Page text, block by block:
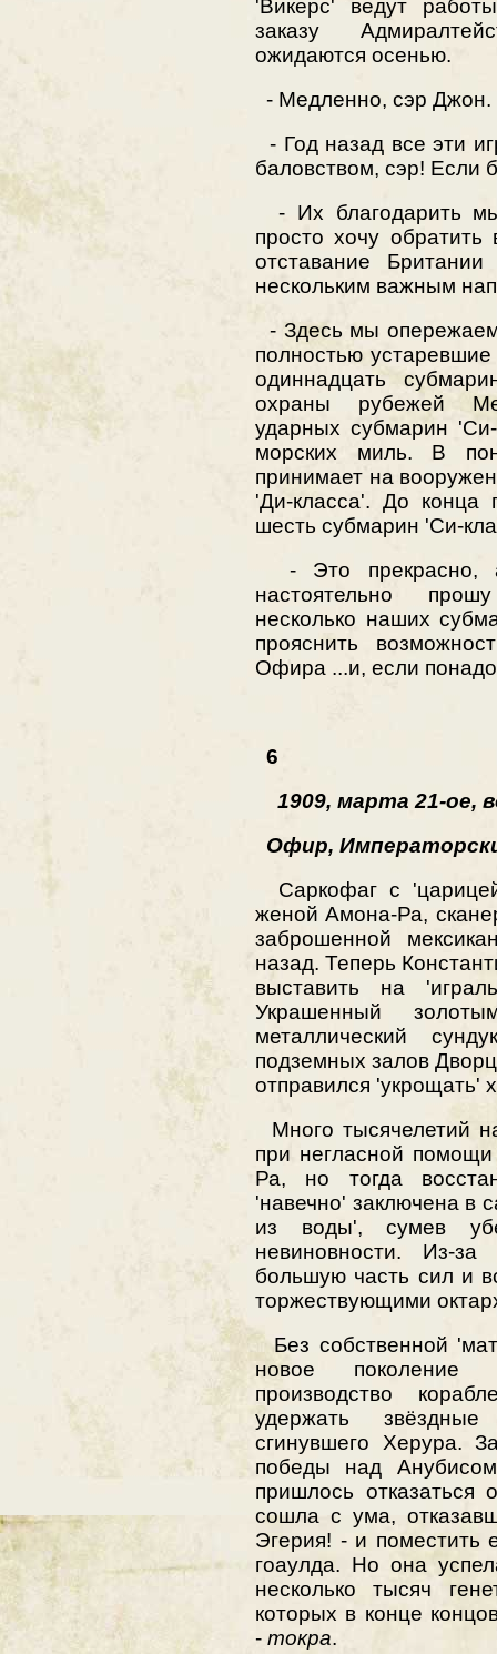
'Викерс' ведут
заказу
ожидаются осенью.
- Медленно, сэр
- Год назад все эти
баловством, сэр!
- Их благодарить
просто хочу
отставание
нескольким важным
- Здесь мы опережаем
полностью
одиннадцать
охраны рубежей
ударных субмарин
морских миль. В
принимает на
'Ди-класса'. До
шесть субмарин 'Си-
- Это прекрасно,
настоятельно
несколько наших
прояснить
Офира ...и, если
6
1909, марта 21-ое,
Офир,
Саркофаг с
женой Амона-Ра,
заброшенной
назад. Теперь
выставить на
Украшенный
металлический
подземных залов
отправился 'укрощать'
Много тысячелетий
при негласной помощи
Ра, но тогда
'навечно' заключена в
из воды', сумев
невиновности. Из-
большую часть сил и
торжествующими
Без собственной
новое поколение
производство
удержать
сгинувшего Херура.
победы над
пришлось
сошла с ума,
Эгерия! - и поместить
гоаулда. Но она
несколько тысяч
которых в конце
- токра.